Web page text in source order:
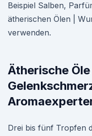
Beispiel Salben,
ätherischen Ölen |
verwenden.
Ätherische
Drei bis fünf Tropfen